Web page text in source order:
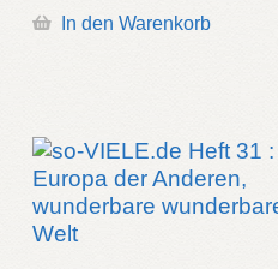
In den Warenkorb